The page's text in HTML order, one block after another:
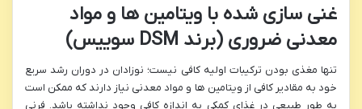
غنی سازی شده با ویتامین ها و مواد
معدنی ضروری (برند DSM سوییس)
تنها مغذی بودن ترکیبات اولیه کافی نیست؛ نوزادان در دوران رشد سریع
خود به مقادیر کافی از ویتامین ها و مواد معدنی نیاز دارند که ممکن است
به طور طبیعی در غذای کمکی به اندازه کافی وجود نداشته باشد. فرنی